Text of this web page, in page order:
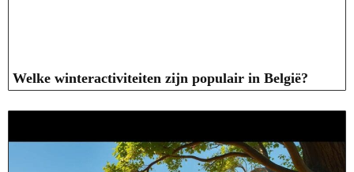
Welke winteractiviteiten zijn populair in België?